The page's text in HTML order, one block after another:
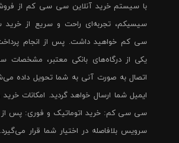
با سیستم خرید آنلاین سی سی کم از
سیسیکم، تجربه‌ای راحت و سریع از
سی کم خواهید داشت. پس از انجام
یکی از درگاه‌های بانکی معتبر، مشخصات
اتصال به صورت آنی به شما تحویل داده
ایمیل شما ارسال خواهد گردید. امکانات
سی سی کم: خرید اتوماتیک و فوری: پس از
سرویس بلافاصله در اختیار شما قرار